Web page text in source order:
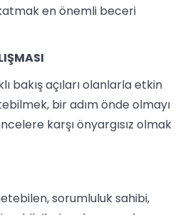
en önemli beceri
bakış açıları olanlarla etkin
bir adım önde olmayı
karşı önyargısız olmak
sorumluluk sahibi,